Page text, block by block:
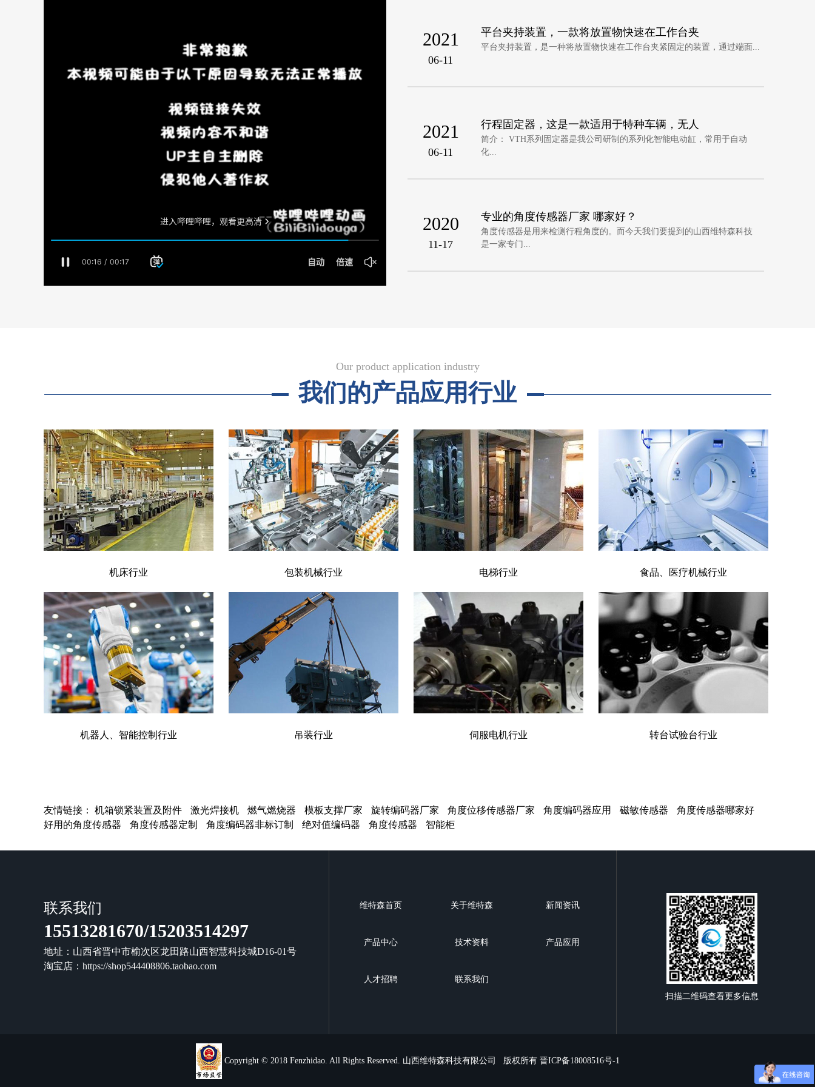
2021
06-11
平台夹持装置，一款将放置物快速在工作台夹
平台夹持装置，是一种将放置物快速在工作台夹紧固定的装置，通过端面...
2021
06-11
行程固定器，这是一款适用于特种车辆，无人
简介： VTH系列固定器是我公司研制的系列化智能电动缸，常用于自动
化...
2020
11-17
专业的角度传感器厂家 哪家好？
角度传感器是用来检测行程角度的。而今天我们要提到的山西维特森科技
是一家专门...
Our product application industry
我们的产品应用行业
机床行业 包装机械行业 电梯行业 食品、医疗机械行业
机器人、智能控制行业 吊装行业 伺服电机行业 转台试验台行业
友情链接： 机箱锁紧装置及附件 激光焊接机 燃气燃烧器 模板支撑厂家 旋转编码器厂家 角度位移传感器厂家 角度编码器应用 磁敏传感器
角度传感器哪家好
好用的角度传感器
角度传感器定制 角度编码器非标订制 绝对值编码器 角度传感器 智能柜
联系我们
15513281670/15203514297
地址：山西省晋中市榆次区龙田路山西智慧科技城D16-01号
淘宝店： https://shop544408806.taobao.com
维特森首页 关于维特森 新闻资讯
产品中心 技术资料 产品应用
人才招聘
联系我们
扫描二维码查看更多信息
Copyright © 2018 Fenzhidao. All Rights Reserved. 山西维特森科技有限公司 版权所有 晋ICP备18008516号-1